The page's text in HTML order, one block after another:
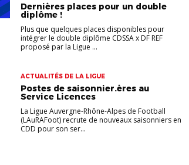
Dernières places pour un double
diplôme !
Plus que quelques places disponibles pour
intégrer le double diplôme CDSSA x DF REF
proposé par la Ligue ...
ACTUALITÉS DE LA LIGUE
Postes de saisonnier.ères au
Service Licences
La Ligue Auvergne-Rhône-Alpes de Football
(LAuRAFoot) recrute de nouveaux saisonniers en
CDD pour son ser...